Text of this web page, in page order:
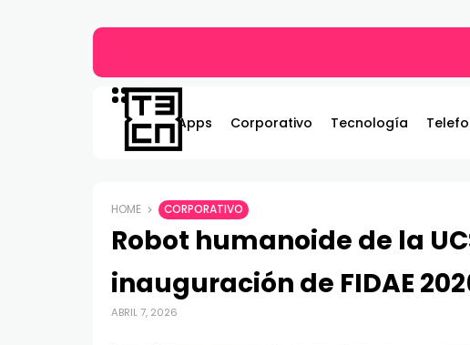
Apps Corporativo Tecnología
HOME CORPORATIVO
Robot humanoide de la
inauguración de FIDAE
ABRIL 7, 2026